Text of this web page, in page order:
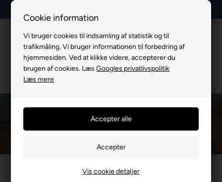
Cookie information
Vi bruger cookies til indsamling af statistik og til
trafikmåling. Vi bruger informationen til forbedring af
hjemmesiden. Ved at klikke videre, accepterer du
brugen af cookies. LæsGoogles privatlivspolitik
Læs mere
Vis cookie detaljer
Hundebur til bil stor hund
Du er her:TIL HUND/Hundebure/Hundebur til bil/Hundebur til bil stor
Et hundebur til bilen til store hunde, som labradorer eller